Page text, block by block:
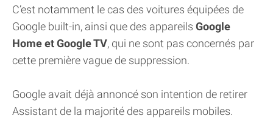
C’est notamment le cas des voitures équipées de
Google built-in, ainsi que des appareils Google
Home et Google TV, qui ne sont pas concernés par
cette première vague de suppression.
Google avait déjà annoncé son intention de retirer
Assistant de la majorité des appareils mobiles.